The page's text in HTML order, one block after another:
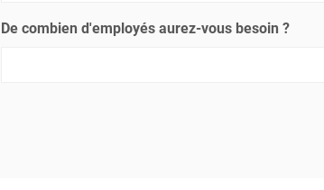
De combien d'employés aurez-vous besoin ?